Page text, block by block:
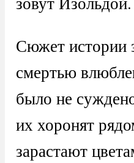
Сюжет истории
смертью
было не
их хоронят
зарастают